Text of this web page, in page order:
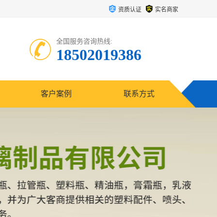
资质认证 实名商家
全国服务咨询热线:
18502019386
客户案例 联系方式